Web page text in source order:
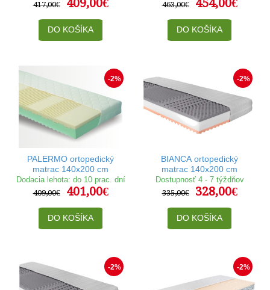
417,00€
409,00€
DO KOŠÍKA
463,00€
454,00€
DO KOŠÍKA
-2%
PALERMO ortopedický
matrac 140x200 cm
Dodacia lehota: do 10 prac. dní
409,00€
401,00€
DO KOŠÍKA
-2%
BIANCA ortopedický
matrac 140x200 cm
Dostupnosť 4 - 7 týždňov
335,00€
328,00€
DO KOŠÍKA
-2% -2%